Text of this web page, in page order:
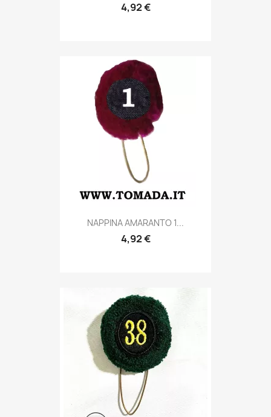
4,92 €
Anteprima
NAPPINA AMARANTO 1...
4,92 €